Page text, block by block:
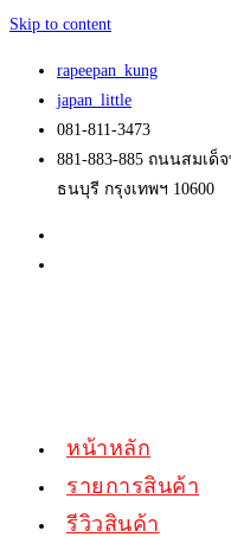
Skip to content
rapeepan_kung
japan_little
081-811-3473
881-883-885 ถนนสมเ
ธนบุรี กรุงเทพฯ 10600
หน้าหลัก
รายการสินค้า
รีวิวสินค้า